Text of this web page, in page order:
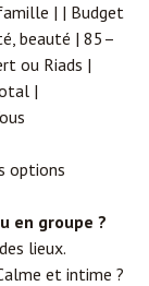
| | Budget
beauté | 85–
ou Riads |
|
options
en groupe ?
lieux.
et intime ?